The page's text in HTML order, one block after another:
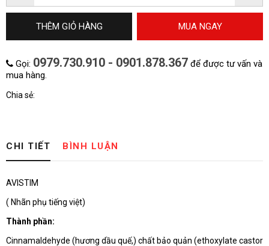
THÊM GIỎ HÀNG MUA NGAY
Gọi: 0979.730.910 - 0901.878.367 để được tư vấn và
mua hàng.
Chia sẻ:
CHI TIẾT BÌNH LUẬN
AVISTIM
( Nhãn phụ tiếng việt)
Thành phần:
Cinnamaldehyde (hương dầu quế,) chất bảo quản (ethoxylate castor
028.6280.6967